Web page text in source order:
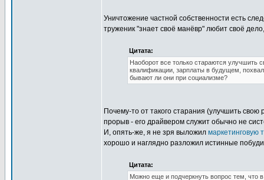
Уничтожение частной собственности есть
труженик "знает своё манёвр" любит своё
Цитата:
Наоборот все только стараются улучшить
квалификации, зарплаты в будущем,
бывают ли они при социализме?
Почему-то от такого старания (улучшить свою
прорыв - его драйвером служит обычно не
И, опять-же, я не зря выложил маркетинговую
хорошо и наглядно разложил истинные
Цитата:
Можно еще и подчеркнуть вопрос тем, что